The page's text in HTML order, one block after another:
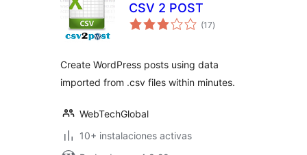
CSV 2 POST
(17total
de
)
Create WordPress posts using data
imported from .csv files within minutes.
WebTechGlobal
10+ instalaciones activas